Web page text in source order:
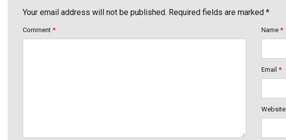
Your email address will not be published. Required fields are marked *
Comment * Name *
Email *
Website